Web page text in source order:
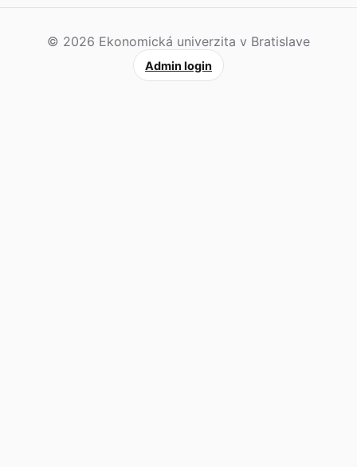
© 2026 Ekonomická univerzita v Bratislave
Admin login